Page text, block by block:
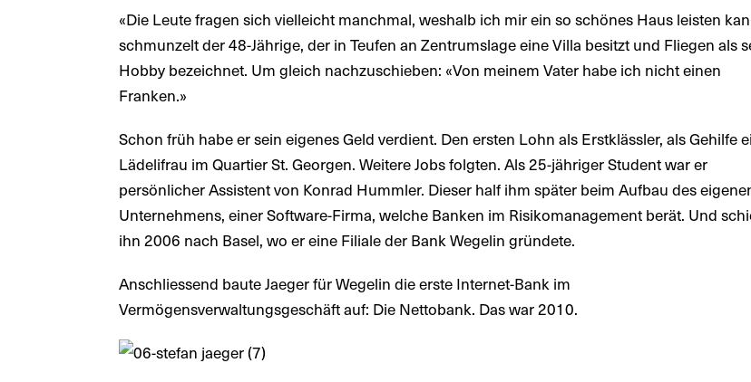
«Die Leute fragen sich vielleicht manchmal, weshalb ich mir ein so schönes Haus leisten
schmunzelt der 48-Jährige, der in Teufen an Zentrumslage eine Villa besitzt und Fliegen als
Hobby bezeichnet. Um gleich nachzuschieben: «Von meinem Vater habe ich nicht einen
Franken.»
Schon früh habe er sein eigenes Geld verdient. Den ersten Lohn als Erstklässler, als Gehilfe
Lädelifrau im Quartier St. Georgen. Weitere Jobs folgten. Als 25-jähriger Student war er
persönlicher Assistent von Konrad Hummler. Dieser half ihm später beim Aufbau des
Unternehmens, einer Software-Firma, welche Banken im Risikomanagement berät. Und
ihn 2006 nach Basel, wo er eine Filiale der Bank Wegelin gründete.
Anschliessend baute Jaeger für Wegelin die erste Internet-Bank im
Vermögensverwaltungsgeschäft auf: Die Nettobank. Das war 2010.